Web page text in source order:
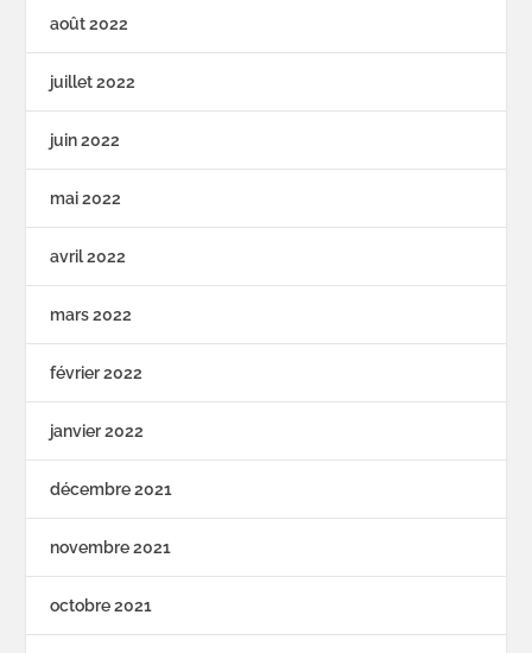
août 2022
juillet 2022
juin 2022
mai 2022
avril 2022
mars 2022
février 2022
janvier 2022
décembre 2021
novembre 2021
octobre 2021